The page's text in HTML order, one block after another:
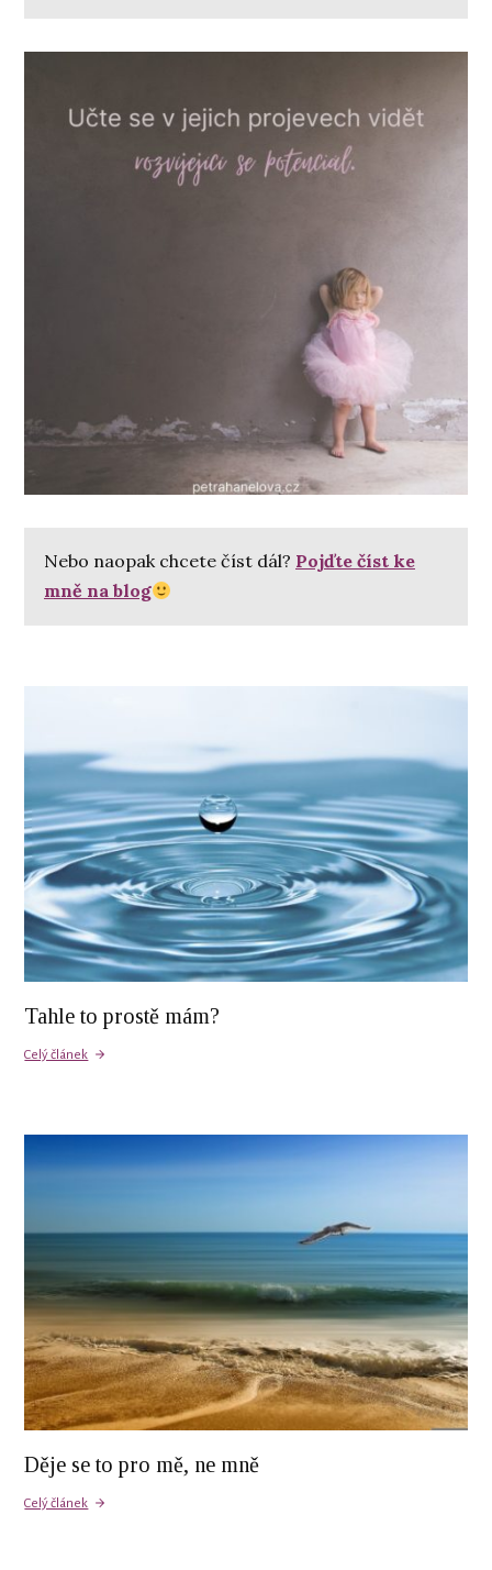
Nebo naopak chcete číst dál? Pojďte číst ke
mně na blog
Tahle to prostě mám?
Celý článek
Děje se to pro mě, ne mně
Celý článek